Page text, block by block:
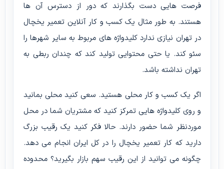
فرصت هایی دست بگذارند که دور از دسترس آن ها
هستند. به طور مثال یک کسب و کار آنلاین تعمیر یخچال
در تهران نیازی ندارد کلیدواژه های مربوط به سایر شهرها را
سئو کند. یا حتی محتوایی تولید کند که چندان ربطی به
تهران نداشته باشد.
اگر یک کسب و کار محلی هستید. سعی کنید محلی بمانید
و روی کلیدواژه هایی تمرکز کنید که مشتریان شما در محل
موردنظر شما حضور دارند. حالا فکر کنید یک رقیب بزرگ
دارید که کار تعمیر یخچال را در کل ایران انجام می دهد.
چگونه می توانید از این رقیب سهم بازار بگیرید؟ محدوده